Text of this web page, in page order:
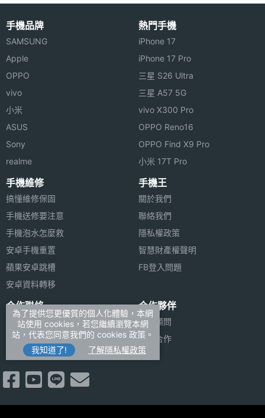
手機品牌
SAMSUNG
Apple
OPPO
vivo
小米
ASUS
Sony
realme
熱門手機
iPhone 17
iPhone 17 Pro
三星 S26 Ultra
三星 A57 5G
vivo X300 Pro
OPPO Reno16
OPPO Find X9 Pro
小米 17T Pro
手機維修
搞懂維修保固
手機送修要注意
手機泡水怎麼救
安卓手機重置
蘋果安卓跳槽
安卓資料轉移
手機王
關於我們
聯絡我們
隱私權政策
智慧財產權聲明
FB登入問題
合作聯絡
廣告刊登
加入商店報價
新聞聯絡
合作夥伴
法律顧問
媒體合作
為了提供您更優質的個人化體驗，本網
站使用 cookies，若您繼續瀏覽本網
站，代表您同意我們的 cookies 政策。
我知道了!
了解隱私權政策